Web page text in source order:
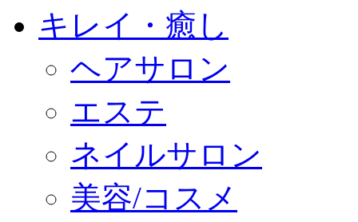
キレイ・癒し
ヘアサロン
エステ
ネイルサロン
美容/コスメ